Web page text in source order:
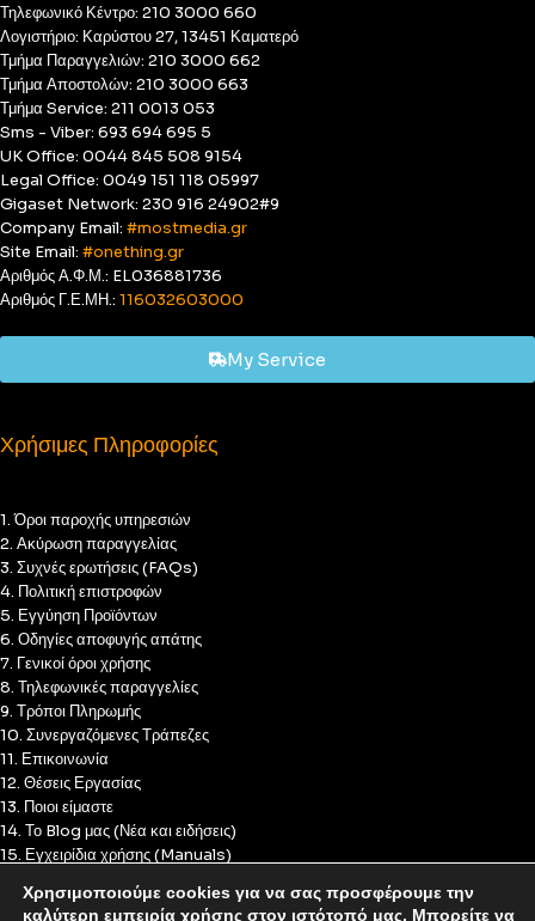
Τηλεφωνικό Κέντρο: 210 3000 660
Λογιστήριο: Καρύστου 27, 13451 Καματερό
Τμήμα Παραγγελιών: 210 3000 662
Τμήμα Αποστολών: 210 3000 663
Τμήμα Service: 211 0013 053
Sms - Viber: 693 694 695 5
UK Office: 0044 845 508 9154
Legal Office: 0049 151 118 05997
Gigaset Network: 230 916 24902#9
Company Email: #mostmedia.gr
Site Email: #onething.gr
Αριθμός Α.Φ.Μ.: EL036881736
Αριθμός Γ.Ε.ΜΗ.: 116032603000
My Service
Χρήσιμες Πληροφορίες
1. Όροι παροχής υπηρεσιών
2. Ακύρωση παραγγελίας
3. Συχνές ερωτήσεις (FAQs)
4. Πολιτική επιστροφών
5. Εγγύηση Προϊόντων
6. Οδηγίες αποφυγής απάτης
7. Γενικοί όροι χρήσης
8. Τηλεφωνικές παραγγελίες
9. Τρόποι Πληρωμής
10. Συνεργαζόμενες Τράπεζες
11. Επικοινωνία
12. Θέσεις Εργασίας
13. Ποιοι είμαστε
14. Το Blog μας (Νέα και ειδήσεις)
15. Εγχειρίδια χρήσης (Manuals)
17. Πολιτική Cookies
Χρησιμοποιούμε cookies για να σας προσφέρουμε την
καλύτερη εμπειρία χρήσης στον ιστότοπό μας. Μπορείτε να